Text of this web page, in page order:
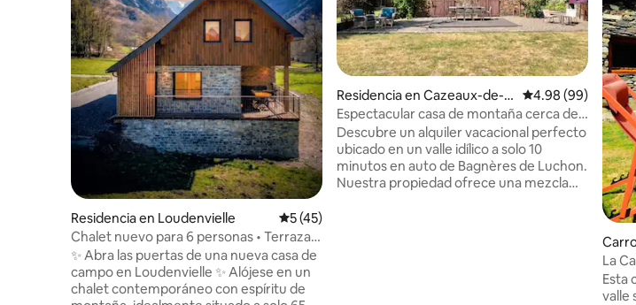
Residencia en Loudenvielle Calificación promedio: 5 de 5; 45 evaluaciones
5 (45)
Chalet nuevo para 6 personas • Terraza
con vista a la montaña
✨ Abra las puertas de una nueva casa de
campo en Loudenvielle ✨ Alójese en un
chalet contemporáneo con espíritu de
Residencia en Cazeaux-de-L
arboust
Calificación
4.98 (99)
Espectacular casa de montaña cerca de
Bagnères de Luchon
Descubre un alquiler vacacional perfecto
ubicado en un valle idílico a solo 10
minutos en auto de Bagnères de Luchon.
Nuestra propiedad ofrece una mezcla
s-
La
Esta
valle